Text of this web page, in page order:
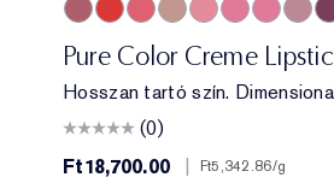
Pure Color Creme
Hosszan tartó szín.
(0)
Ft18,700.00
| Ft5,342.86/g